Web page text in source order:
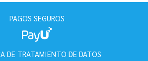
PAGOS SEGUROS
DE TRATAMIENTO DE DATOS